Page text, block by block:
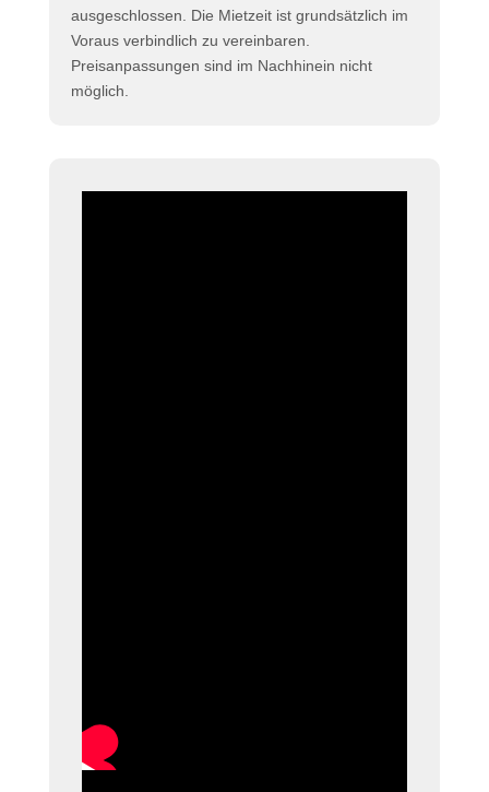
ausgeschlossen. Die Mietzeit ist grundsätzlich im
Voraus verbindlich zu vereinbaren.
Preisanpassungen sind im Nachhinein nicht
möglich.